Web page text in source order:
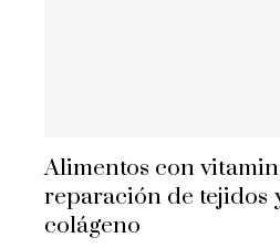
Alimentos con
reparación de tejidos
colágeno